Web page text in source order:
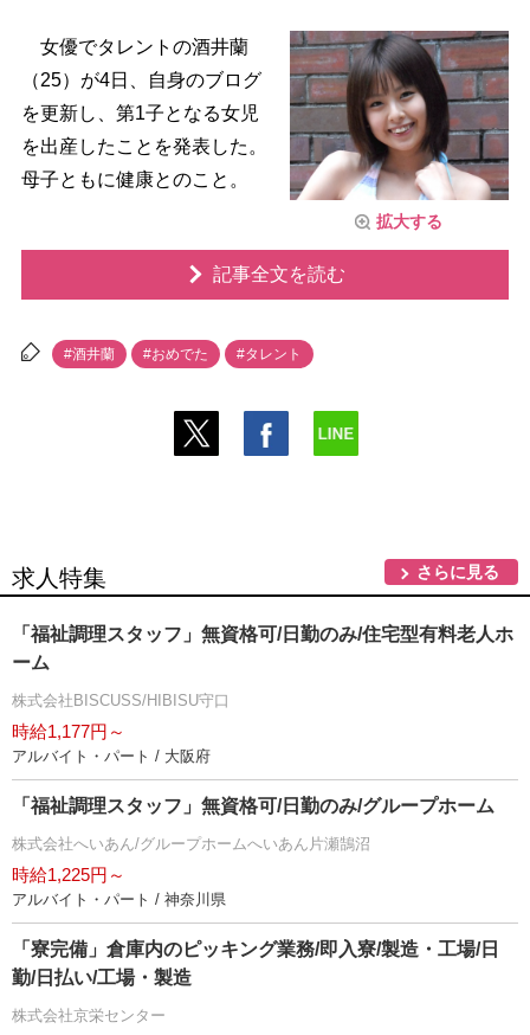
拡大する
女優でタレントの酒井蘭
（25）が4日、自身のブログ
を更新し、第1子となる女児
を出産したことを発表した。
母子ともに健康とのこと。
記事全文を読む
#酒井蘭 #おめでた #タレント
求人特集 さらに見る
「福祉調理スタッフ」無資格可/日勤のみ/住宅型有料老人ホ
ーム
株式会社BISCUSS/HIBISU守口
時給1,177円～
アルバイト・パート / 大阪府
「福祉調理スタッフ」無資格可/日勤のみ/グループホーム
株式会社へいあん/グループホームへいあん片瀬鵠沼
時給1,225円～
アルバイト・パート / 神奈川県
「寮完備」倉庫内のピッキング業務/即入寮/製造・工場/日
勤/日払い/工場・製造
株式会社京栄センター